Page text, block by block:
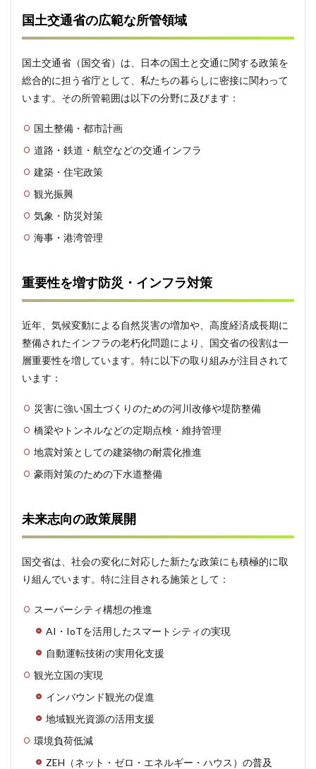
施策
と取
り組
国交
省に
最新
策展
開
国交
省に
る
点
4.1
省の
主な
と所
管業
4.2
国交
おけ
点施
組み
4.3
生活
にお
国交
省の
役割
報活
国交
省の
につ
国土交通省の広範な所管領域
国土交通省（国交省）は、日本の国土と交通に関する政策を
総合的に担う省庁として、私たちの暮らしに密接に関わって
います。その所管範囲は以下の分野に及びます：
国土整備・都市計画
道路・鉄道・航空などの交通インフラ
建築・住宅政策
観光振興
気象・防災対策
海事・港湾管理
重要性を増す防災・インフラ対策
近年、気候変動による自然災害の増加や、高度経済成長期に
整備されたインフラの老朽化問題により、国交省の役割は一
層重要性を増しています。特に以下の取り組みが注目されて
います：
災害に強い国土づくりのための河川改修や堤防整備
橋梁やトンネルなどの定期点検・維持管理
地震対策としての建築物の耐震化推進
豪雨対策のための下水道整備
未来志向の政策展開
国交省は、社会の変化に対応した新たな政策にも積極的に取
り組んでいます。特に注目される施策として：
スーパーシティ構想の推進
AI・IoTを活用したスマートシティの実現
自動運転技術の実用化支援
観光立国の実現
インバウンド観光の促進
地域観光資源の活用支援
環境負荷低減
ZEH（ネット・ゼロ・エネルギー・ハウス）の普及